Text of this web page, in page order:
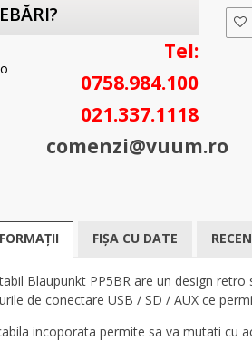
Tel:
0758.984.100
021.337.1118
comenzi@vuum.ro
FIȘA CU DATE
Blaupunkt PP5BR are un design
de conectare USB / SD / AUX ce
incoporata permite sa va mutati cu